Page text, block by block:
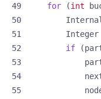
for
(int
Integer
if
(